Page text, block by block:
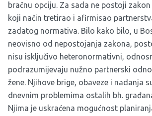
bračnu opciju. Za sada ne postoji
koji način tretirao i afirmisao
zadatog normativa. Bilo kako bilo, u
neovisno od nepostojanja zakona,
nisu isključivo heteronormativni,
podrazumijevaju nužno partnerski
žene. Njihove brige, obaveze i nadanja
dnevnim problemima ostalih bh.
Njima je uskraćena mogućnost